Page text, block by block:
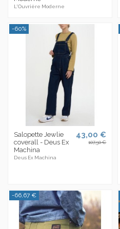
L'Ouvrière Moderne
-60%
Salopette Jewlie
coverall - Deus Ex
Machina
Deus Ex Machina
43,00 €
107,50 €
-66,67 €